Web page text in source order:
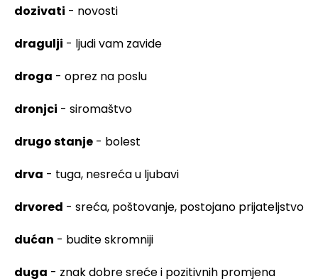
dozivati - novosti
dragulji - ljudi vam zavide
droga - oprez na poslu
dronjci - siromaštvo
drugo stanje - bolest
drva - tuga, nesreća u ljubavi
drvored - sreća, poštovanje, postojano prijateljstvo
dućan - budite skromniji
duga - znak dobre sreće i pozitivnih promjena